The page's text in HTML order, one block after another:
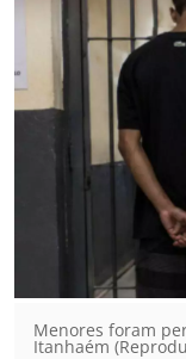
Menores foram
Itanhaém